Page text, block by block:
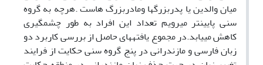
میان والدین یا پدربزرگها ومادربزرگ هاست .هرچه به گروه
سنی پایینتر میرویم تعداد این افراد به طور چشمگیری
کاهش مییابد.در مجموع یافتههای حاصل از بررسی کاربرد دو
زبان فارسی و مازندرانی در پنج گروه سنی حکایت از فرایند